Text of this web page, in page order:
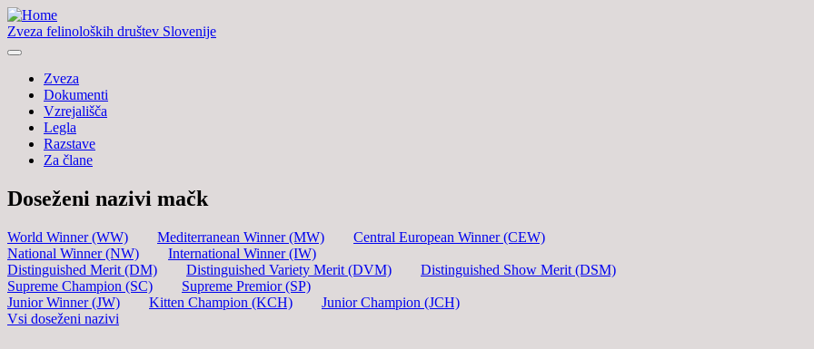
Zveza felinoloških društev Slovenije
Zveza
Dokumenti
Vzrejališča
Legla
Razstave
Za člane
Doseženi nazivi mačk
World Winner (WW) Mediterranean Winner (MW)
Central European Winner (CEW)
National Winner (NW)
International Winner (IW)
Distinguished Merit (DM)
Distinguished Variety Merit (DVM)
Distinguished Show Merit (DSM)
Supreme Champion (SC)
Supreme Premior (SP)
Junior Winner (JW)
Kitten Champion (KCH)
Junior Champion (JCH)
Vsi doseženi nazivi